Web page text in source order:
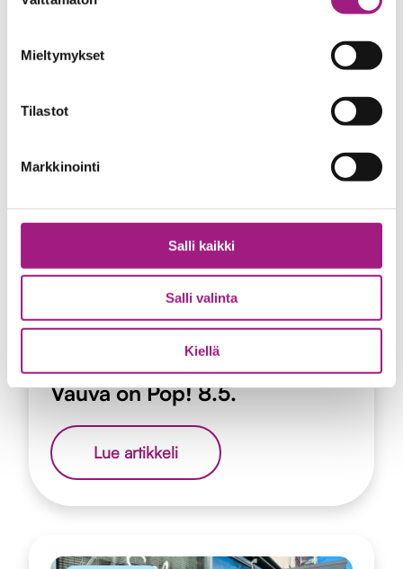
Mieltymykset
Tilastot
Markkinointi
Salli kaikki
Salli valinta
Kiellä
Ajankohtaista
viestintäpäällikköä
Tapahtumat
Vauva on Pop! 8.5.
Lue artikkeliVauva
Pop!
8.5.